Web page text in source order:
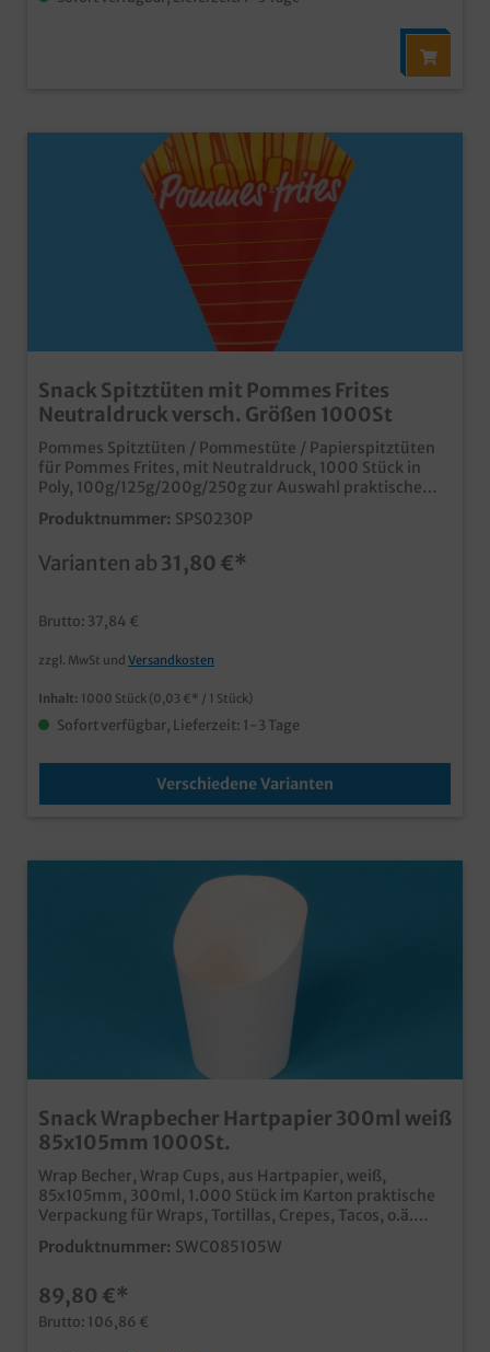
Snack Spitztüten mit Pommes Frites
Neutraldruck versch. Größen 1000St
Pommes Spitztüten / Pommestüte / Papierspitztüten
für Pommes Frites, mit Neutraldruck, 1000 Stück in
Poly, 100g/125g/200g/250g zur Auswahl praktische
und umweltfreundliche Pommes Verpackung ideal für
den Verkauf von Pommes "auf die Hand" optimal im
auch individuell bedruckbar, fragen Sie unseren
Produktnummer: SPS0230P
Varianten ab 31,80 €*
Brutto: 37,84 €
zzgl. MwSt und Versandkosten
Inhalt: 1000 Stück (0,03 €* / 1 Stück)
Sofort verfügbar, Lieferzeit: 1-3 Tage
Verschiedene Varianten
Snack Wrapbecher Hartpapier 300ml weiß
85x105mm 1000St.
Wrap Becher, Wrap Cups, aus Hartpapier, weiß,
85x105mm, 300ml, 1.000 Stück im Karton praktische
Verpackung für Wraps, Tortillas, Crepes, Tacos, o.ä.
ideal für Verkauf und Präsentation hitzebeständig bis
90 Grad stabile Qualität "Made in Germany" auch
Kundenservice
Produktnummer: SWC085105W
89,80 €*
Brutto: 106,86 €